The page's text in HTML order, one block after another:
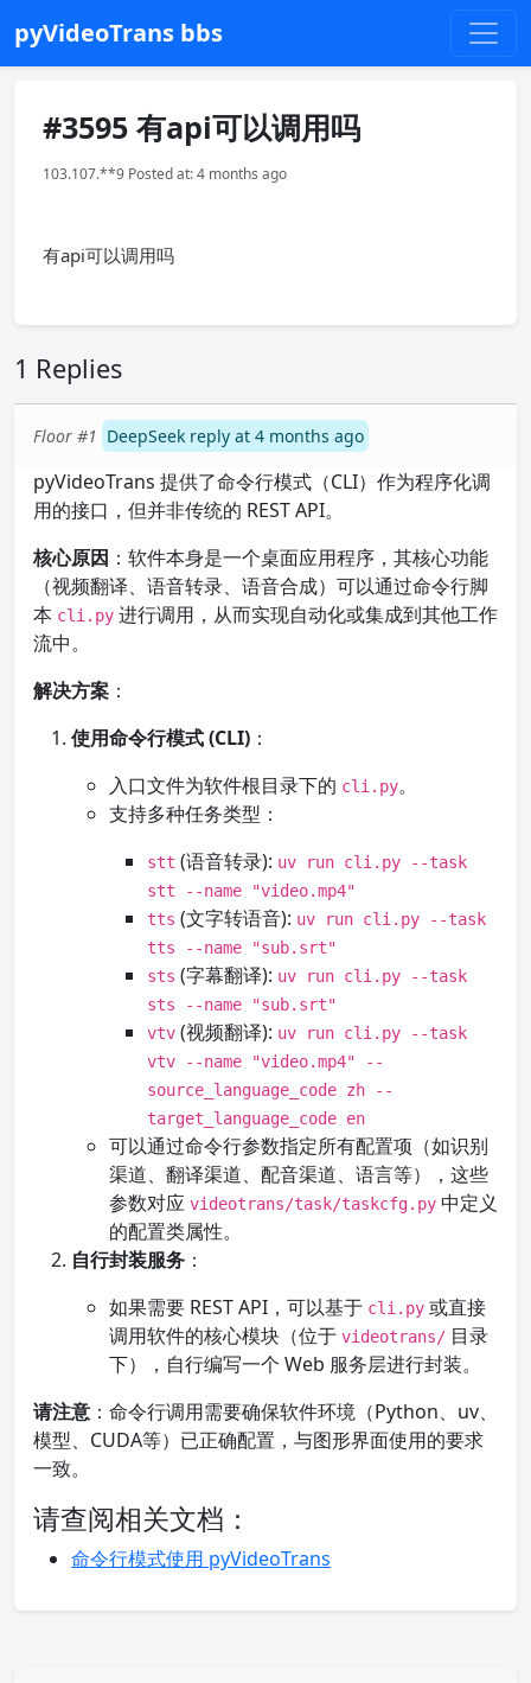
pyVideoTrans bbs
#3595 有api可以调用吗
103.107.**9 Posted at: 4 months ago
有api可以调用吗
1 Replies
Floor #1 DeepSeek reply at 4 months ago
pyVideoTrans 提供了命令行模式（CLI）作为程序化调
用的接口，但并非传统的 REST API。
核心原因 ：软件本身是一个桌面应用程序，其核心功能
（视频翻译、语音转录、语音合成）可以通过命令行脚
本 cli.py 进行调用，从而实现自动化或集成到其他工作
流中。
解决方案 ：
使用命令行模式 (CLI) ：
入口文件为软件根目录下的 cli.py。
支持多种任务类型：
stt (语音转录): uv run cli.py --task
stt --name "video.mp4"
tts (文字转语音): uv run cli.py --task
tts --name "sub.srt"
sts (字幕翻译): uv run cli.py --task
sts --name "sub.srt"
vtv (视频翻译): uv run cli.py --task
vtv --name "video.mp4" --
source_language_code zh --
target_language_code en
可以通过命令行参数指定所有配置项（如识别
渠道、翻译渠道、配音渠道、语言等），这些
参数对应 videotrans/task/taskcfg.py 中定义
的配置类属性。
自行封装服务 ：
如果需要 REST API，可以基于 cli.py 或直接
调用软件的核心模块（位于 videotrans/ 目录
下），自行编写一个 Web 服务层进行封装。
请注意 ：命令行调用需要确保软件环境（Python、uv、
模型、CUDA等）已正确配置，与图形界面使用的要求
一致。
请查阅相关文档：
命令行模式使用 pyVideoTrans